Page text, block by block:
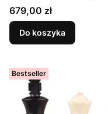
Cena
679,00 zł
Do koszyka
Bestseller